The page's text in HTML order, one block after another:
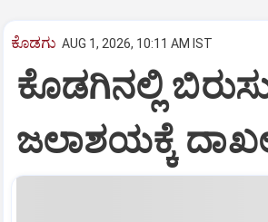
ಕೊಡಗು AUG 1, 2026, 10:11 AM IST
ಕೊಡಗಿನಲ್ಲಿ
ಜಲಾಶಯಕ್ಕೆ